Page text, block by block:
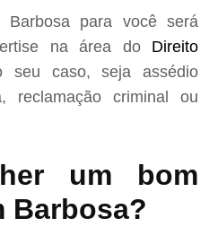
para você será
na área do Direito
seu caso, seja assédio
reclamação criminal ou
um bom
Barbosa?